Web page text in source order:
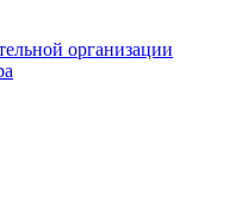
организации